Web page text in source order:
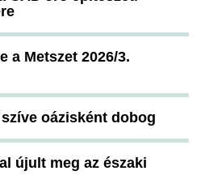
a Metszet 2026/3.
oázisként dobog
újult meg az északi